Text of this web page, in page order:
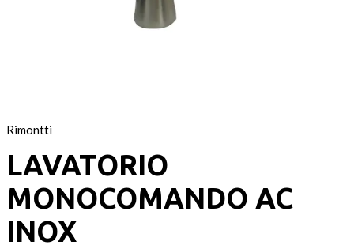
Rimontti
LAVATORIO
MONOCOMANDO AC
INOX